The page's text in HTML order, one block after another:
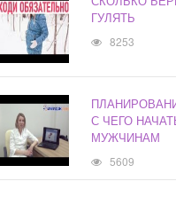
ГУЛЯТЬ
8253
С ЧЕГО
МУЖЧИНАМ
5609